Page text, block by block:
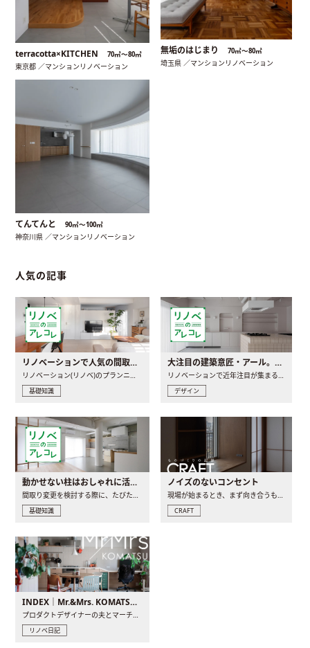
terracotta×KITCHEN 70㎡〜80㎡
東京都 ／マンションリノベーション
無垢のはじまり 70㎡〜80㎡
埼玉県 ／マンションリノベーション
てんてんと 90㎡〜100㎡
神奈川県 ／マンションリノベーション
人気の記事
リノベーションで人気の間取りとは？トレンドの間取りと実例を徹底解説
リノベーション(リノベ)のプランニングで一番最初に決めるのは..
基礎知識
大注目の建築意匠・アール。人気の理由と空間に取り入れるポイント
リノベーションで近年注目が集まる建築意匠の一つであるアール..
デザイン
動かせない柱はおしゃれに活用！柱を魅せるリノベーション(リノベ)4選
間取り変更を検討する際に、たびたび皆さんの頭を悩ませる動か..
基礎知識
ノイズのないコンセント
現場が始まるとき、まず向き合うものの一つがコンセントです..
CRAFT
INDEX｜Mr.&Mrs. KOMATSU renovation diary
プロダクトデザイナーの夫とマーチャンダイザーの妻が、夫婦で..
リノベ日記